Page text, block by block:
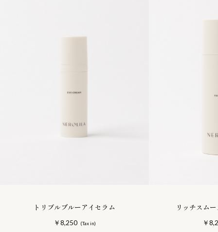
トリプルブルーアイセラム
￥8,250
リッチスム
￥